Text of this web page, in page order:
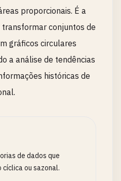
proporcionais. É a
conjuntos de
gráficos circulares
a análise de tendências
históricas de
de dados que
cíclica ou sazonal.